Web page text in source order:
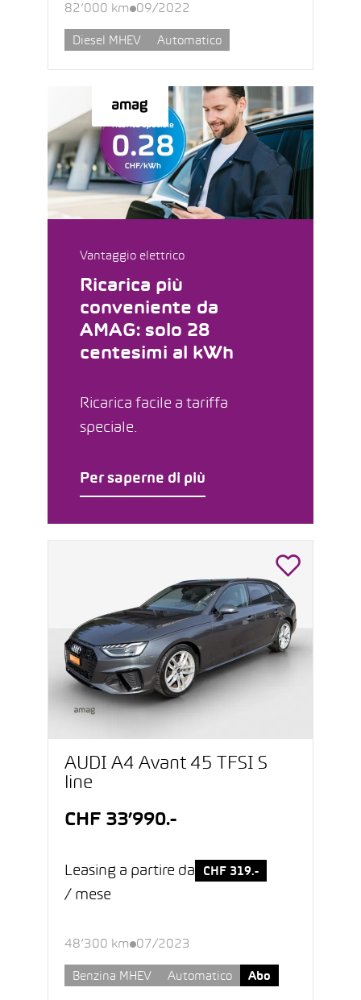
82’000 km 09/2022
Diesel MHEV Automatico
Vantaggio elettrico
Ricarica più
conveniente da
AMAG: solo 28
centesimi al kWh
Ricarica facile a tariffa
speciale.
Per saperne di più
AUDI A4 Avant 45 TFSI S
line
CHF 33’990.-
Leasing a partire da CHF 319.-
/ mese
48’300 km 07/2023
Benzina MHEV Automatico Abo